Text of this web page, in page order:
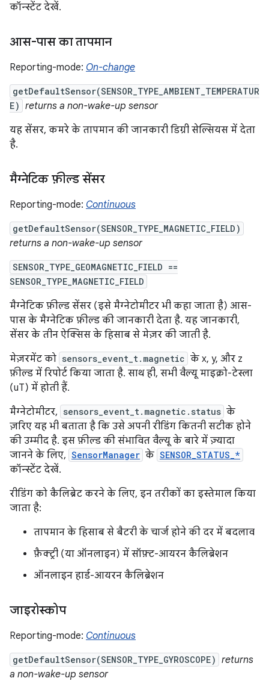
कॉन्स्टेंट देखें.
आस-पास का तापमान
Reporting-mode: On-change
getDefaultSensor(SENSOR_TYPE_AMBIENT_TEMPERATUR
E) returns a non-wake-up sensor
यह सेंसर, कमरे के तापमान की जानकारी डिग्री सेल्सियस में देता
है.
मैग्नेटिक फ़ील्ड सेंसर
Reporting-mode: Continuous
getDefaultSensor(SENSOR_TYPE_MAGNETIC_FIELD)
returns a non-wake-up sensor
SENSOR_TYPE_GEOMAGNETIC_FIELD ==
SENSOR_TYPE_MAGNETIC_FIELD
मैग्नेटिक फ़ील्ड सेंसर (इसे मैग्नेटोमीटर भी कहा जाता है) आस-
पास के मैग्नेटिक फ़ील्ड की जानकारी देता है. यह जानकारी,
सेंसर के तीन ऐक्सिस के हिसाब से मेज़र की जाती है.
मेज़रमेंट को sensors_event_t.magnetic के x, y, और z
फ़ील्ड में रिपोर्ट किया जाता है. साथ ही, सभी वैल्यू माइक्रो-टेस्ला
(uT) में होती हैं.
मैग्नेटोमीटर, sensors_event_t.magnetic.status के
ज़रिए यह भी बताता है कि उसे अपनी रीडिंग कितनी सटीक होने
की उम्मीद है. इस फ़ील्ड की संभावित वैल्यू के बारे में ज़्यादा
जानने के लिए, SensorManager के SENSOR_STATUS_*
कॉन्स्टेंट देखें.
रीडिंग को कैलिब्रेट करने के लिए, इन तरीकों का इस्तेमाल किया
जाता है:
तापमान के हिसाब से बैटरी के चार्ज होने की दर में बदलाव
फ़ैक्ट्री (या ऑनलाइन) में सॉफ़्ट-आयरन कैलिब्रेशन
ऑनलाइन हार्ड-आयरन कैलिब्रेशन
जाइरोस्कोप
Reporting-mode: Continuous
getDefaultSensor(SENSOR_TYPE_GYROSCOPE) returns
a non-wake-up sensor